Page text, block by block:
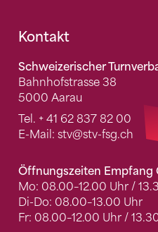
Fusszeile
Kontakt
Schweizerischer
Bahnhofstrasse 38
5000 Aarau
Tel. + 41 62 837 82 00
E-Mail: stv@stv-fsg.ch
Öffnungszeiten Empfang
Mo: 08.00–12.00 Uhr /
Di-Do: 08.00–13.00 Uhr
Fr: 08.00–12.00 Uhr /